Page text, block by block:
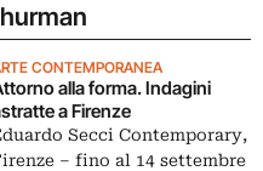
CONTEMPORANEA
alla forma. Indagini
a Firenze
Secci Contemporary,
– fino al 14 settembre